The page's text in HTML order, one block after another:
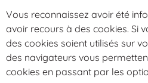
Vous reconnaissez avoir été
avoir recours à des cookies. Si
des cookies soient utilisés sur
des navigateurs vous
cookies en passant par les